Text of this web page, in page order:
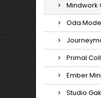
Mindwork
Oda
Primal
Ember
Studio